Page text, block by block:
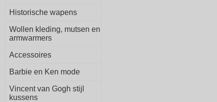
Historische wapens
Wollen kleding, mutsen en
armwarmers
Accessoires
Barbie en Ken mode
Vincent van Gogh stijl
kussens